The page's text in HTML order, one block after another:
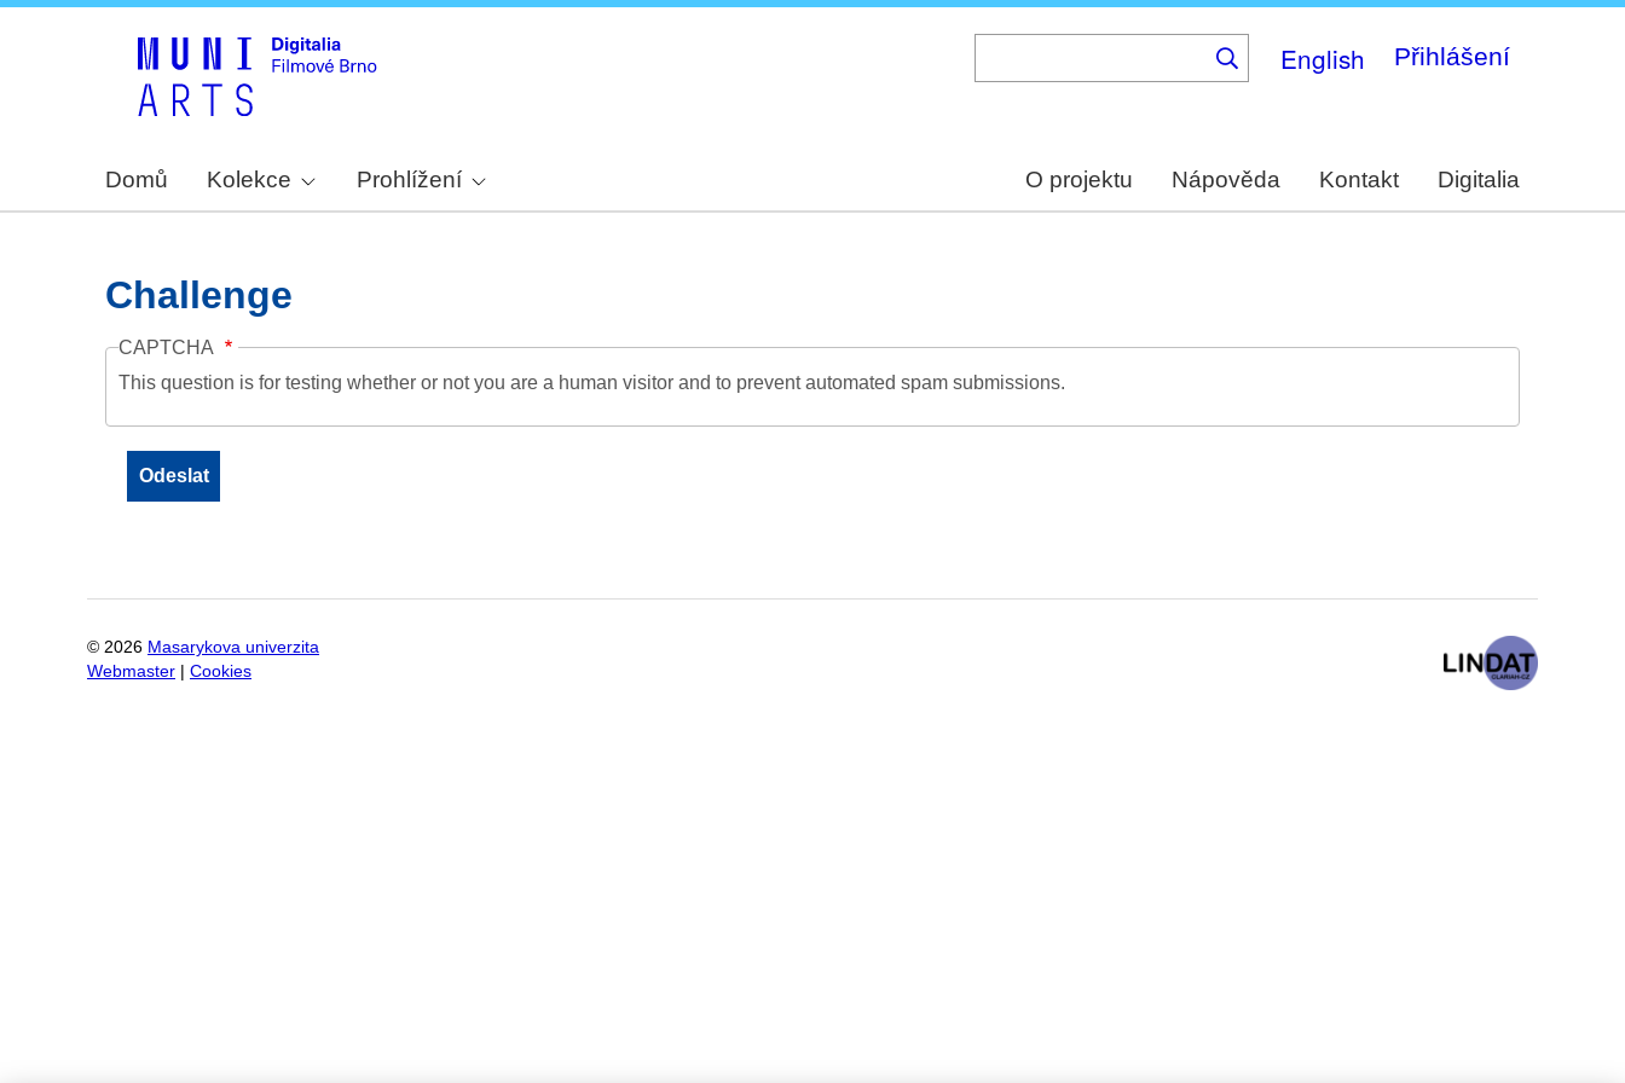
English Přihlášení
Domů Kolekce Prohlížení O projektu Nápověda Kontakt Digitalia
Challenge
CAPTCHA
This question is for testing whether or not you are a human visitor and to prevent automated spam submissions.
© 2026 Masarykova univerzita
Webmaster
Cookies